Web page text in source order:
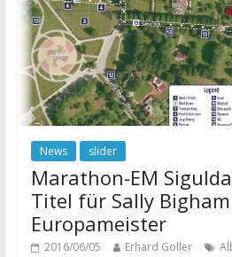
News slider
Marathon-EM
Titel für Sally
Europameister
2016/06/05 Erhard Goller